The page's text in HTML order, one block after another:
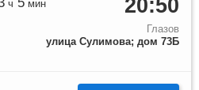
20:50
Глазов
улица Сулимова; дом 73Б
ч мин